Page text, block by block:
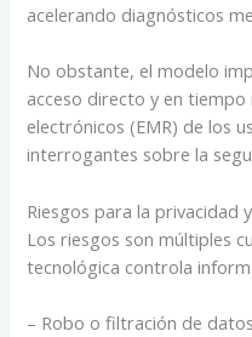
acelerando diagnósticos
No obstante, el modelo
acceso directo y en
electrónicos (EMR) de los
interrogantes sobre la
Riesgos para la privacidad
Los riesgos son múltiples
tecnológica controla
– Robo o filtración de